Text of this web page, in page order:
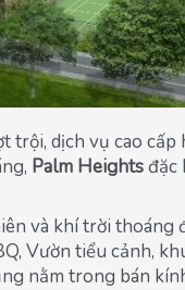
trội, dịch vụ cao
Palm Heightsđặc
và khí trời thoáng
Vườn tiểu cảnh,
nằm trong bán